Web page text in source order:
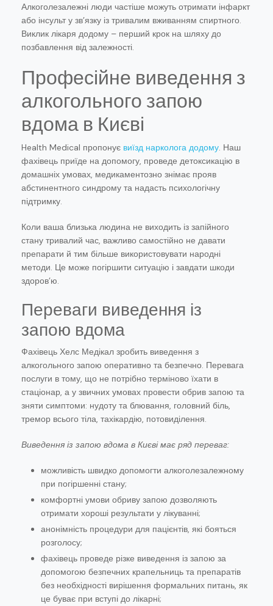
Алкоголезалежні люди частіше можуть отримати інфаркт
або інсульт у зв’язку із тривалим вживанням спиртного.
Виклик лікаря додому – перший крок на шляху до
позбавлення від залежності.
Професійне виведення з
алкогольного запою
вдома в Києві
Health Medical пропонує виїзд нарколога додому. Наш
фахівець приїде на допомогу, проведе детоксикацію в
домашніх умовах, медикаментозно знімає прояв
абстинентного синдрому та надасть психологічну
підтримку.
Коли ваша близька людина не виходить із запійного
стану тривалий час, важливо самостійно не давати
препарати й тим більше використовувати народні
методи. Це може погіршити ситуацію і завдати шкоди
здоров’ю.
Переваги виведення із
запою вдома
Фахівець Хелс Медікал зробить виведення з
алкогольного запою оперативно та безпечно. Перевага
послуги в тому, що не потрібно терміново їхати в
стаціонар, а у звичних умовах провести обрив запою та
зняти симптоми: нудоту та блювання, головний біль,
тремор всього тіла, тахікардію, потовиділення.
Виведення із запою вдома в Києві має ряд переваг:
можливість швидко допомогти алкоголезалежному
при погіршенні стану;
комфортні умови обриву запою дозволяють
отримати хороші результати у лікуванні;
анонімність процедури для пацієнтів, які бояться
розголосу;
фахівець проведе різке виведення із запою за
допомогою безпечних крапельниць та препаратів
без необхідності вирішення формальних питань, як
це буває при вступі до лікарні;